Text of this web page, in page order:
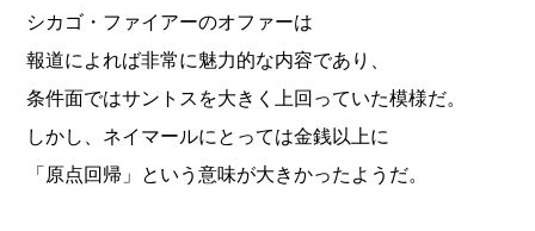
シカゴ・ファイアーのオファーは
報道によれば非常に魅力的な内容であり、
条件面ではサントスを大きく上回っていた模様だ。
しかし、ネイマールにとっては金銭以上に
「原点回帰」という意味が大きかったようだ。